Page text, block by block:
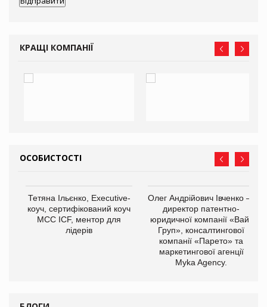
КРАЩІ КОМПАНІЇ
ОСОБИСТОСТІ
Тетяна Ільєнко, Executive-
коуч, сертифікований коуч
МСС ICF, ментор для
лідерів
Олег Андрійович Івченко —
директор патентно-
юридичної компанії «Вайз
Груп», консалтингової
компанії «Парето» та
маркетингової агенції
Myka Agency.